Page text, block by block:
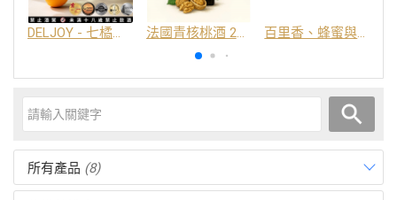
DELJOY - 七橘干邑利口酒 24% 法國青核桃酒 25% 百里香、蜂蜜與番紅花酒
所有產品 (8)